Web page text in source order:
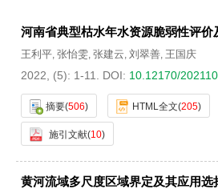
河南省典型枯水年水资源脆弱性评价
王利平, 张怡雯, 张建云, 刘翠善, 王国庆
2022, (5): 1-11. DOI: 10.12170/
摘要(506) HTML全文(205)
施引文献(10)
黄河流域多尺度区域界定及其应用选